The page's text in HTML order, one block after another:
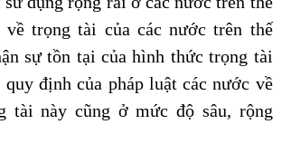
về trọng tài của các nước trên thế
sự tồn tại của hình thức trọng tài
quy định của pháp luật các nước về
tài này cũng ở mức độ sâu, rộng